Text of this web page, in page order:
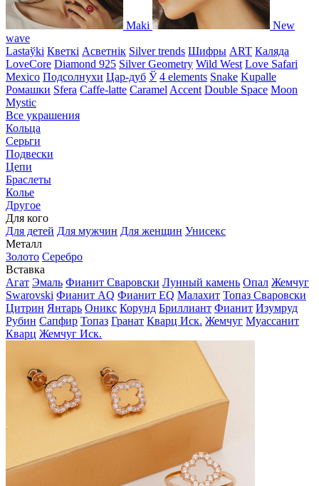
Maki
New
wave
Lastaўki Кветкі Асветнiк Silver trends Шифры ART Каляда
LoveCore Diamond 925 Silver Geometry Wild West Love Safari
Mexico Подсолнухи Цар-дуб Ў 4 elements Snake Kupalle
Ромашки Sfera Caffe-latte Caramel Accent Double Space Moon
Mystic
Все украшения
Кольца
Серьги
Подвески
Цепи
Браслеты
Колье
Другое
Для кого
Для детей Для мужчин Для женщин Унисекс
Металл
Золото Серебро
Вставка
Агат Эмаль Фианит Сваровски Лунный камень Опал Жемчуг
Swarovski Фианит AQ Фианит EQ Малахит Топаз Сваровски
Цитрин Янтарь Оникс Корунд Бриллиант Фианит Изумруд
Рубин Сапфир Топаз Гранат Кварц Иск. Жемчуг Муассанит
Кварц Жемчуг Иск.